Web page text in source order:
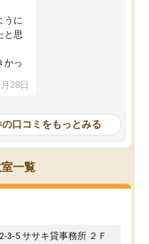
うに
と思
かっ
28日
口コミをもっとみる
一覧
3-5 ササキ貸事務所 ２Ｆ